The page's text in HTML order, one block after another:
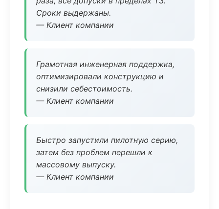
Сроки выдержаны.
— Клиент компании
Грамотная инженерная поддержка,
оптимизировали конструкцию и
снизили себестоимость.
— Клиент компании
Быстро запустили пилотную серию,
затем без проблем перешли к
массовому выпуску.
— Клиент компании